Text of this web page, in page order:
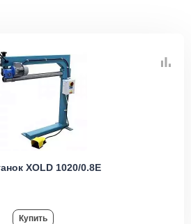
XOLD 1020/0.8E
Купить